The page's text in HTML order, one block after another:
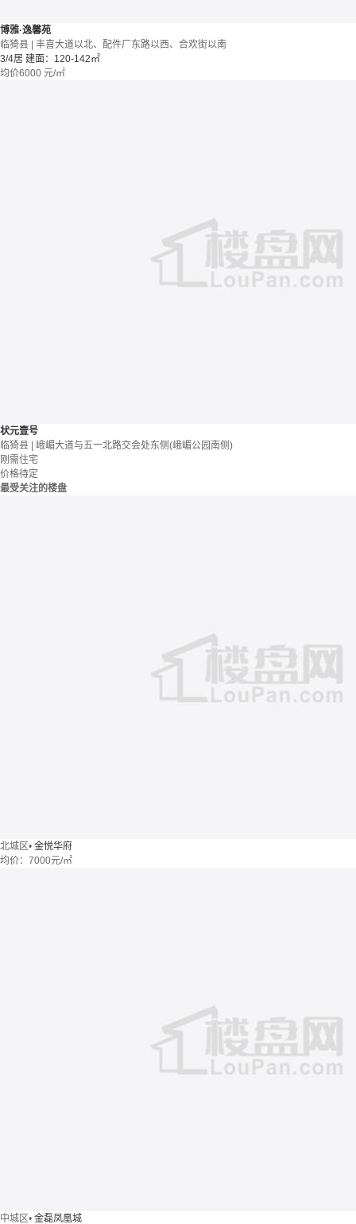
博雅·逸馨苑
临猗县 | 丰喜大道以北、配件厂东路以西、合欢街以南
3/4居 建面：120-142㎡
均价6000 元/㎡
状元壹号
临猗县 | 峨嵋大道与五一北路交会处东侧(峨嵋公园南侧)
刚需住宅
价格待定
最受关注的楼盘
北城区• 金悦华府
均价： 7000元/㎡
中城区• 金磊凤凰城